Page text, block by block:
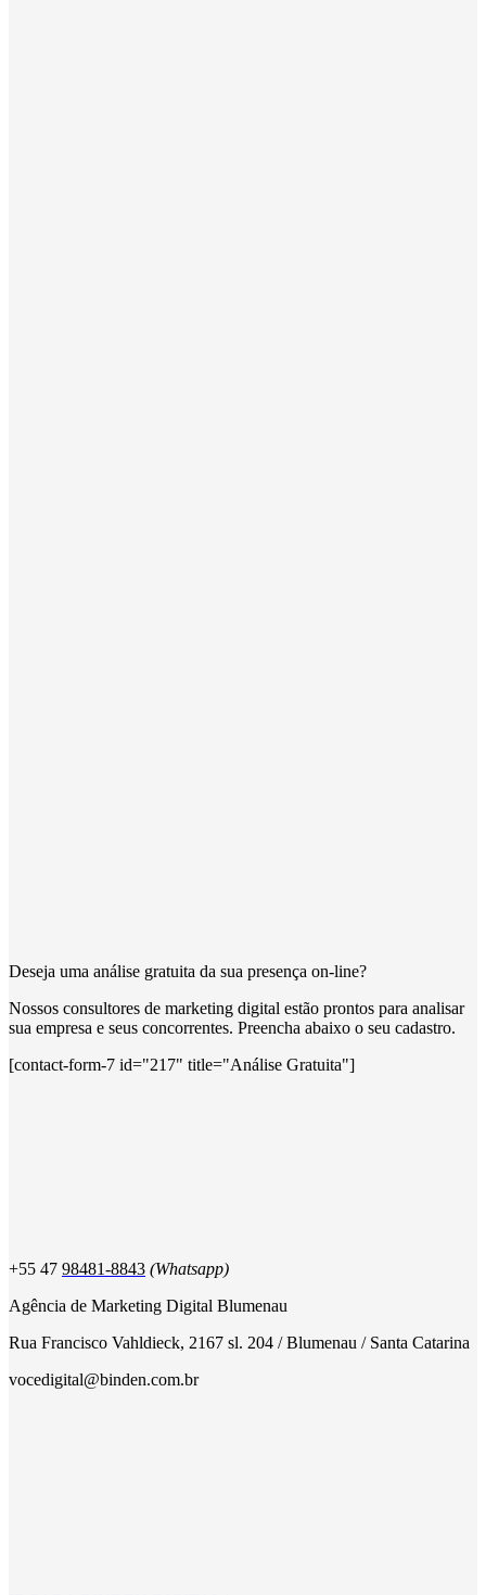
Deseja uma análise gratuita da sua presença on-line?
Nossos consultores de marketing digital estão prontos para analisar
sua empresa e seus concorrentes. Preencha abaixo o seu cadastro.
[contact-form-7 id="217" title="Análise Gratuita"]
+55 47 98481-8843 (Whatsapp)
Agência de Marketing Digital Blumenau
Rua Francisco Vahldieck, 2167 sl. 204 / Blumenau / Santa Catarina
vocedigital@binden.com.br